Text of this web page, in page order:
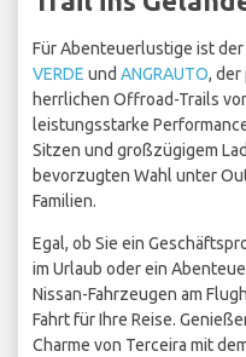
Für Abenteuerlustige ist
VERDE und ANGRAUTO, der
herrlichen Offroad-Trails
leistungsstarke
Sitzen und großzügigem
bevorzugten Wahl unter
Familien.
Egal, ob Sie ein
im Urlaub oder ein
Nissan-Fahrzeugen am
Fahrt für Ihre Reise.
Charme von Terceira mit